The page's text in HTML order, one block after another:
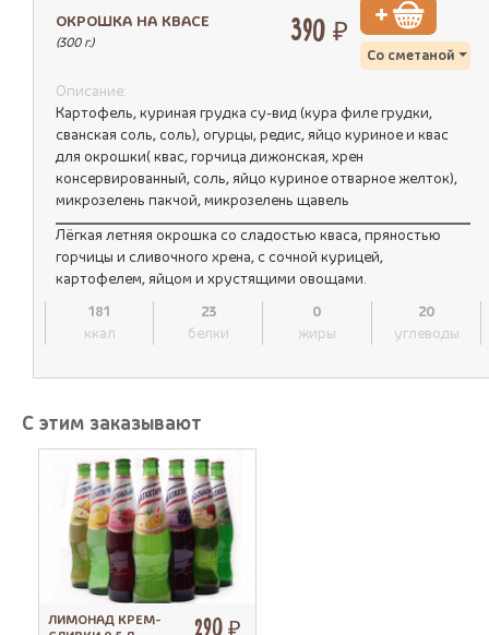
ОКРОШКА НА КВАСЕ
(300 г.) 390 ₽
Со сметаной
Описание:
Картофель, куриная грудка су-вид (кура филе грудки,
сванская соль, соль), огурцы, редис, яйцо куриное и квас
для окрошки( квас, горчица дижонская, хрен
консервированный, соль, яйцо куриное отварное желток),
микрозелень пакчой, микрозелень щавель
Лёгкая летняя окрошка со сладостью кваса, пряностью
горчицы и сливочного хрена, с сочной курицей,
картофелем, яйцом и хрустящими овощами.
181
ккал
23
белки
0
жиры
20
углеводы
С этим заказывают
ЛИМОНАД КРЕМ-
290 ₽